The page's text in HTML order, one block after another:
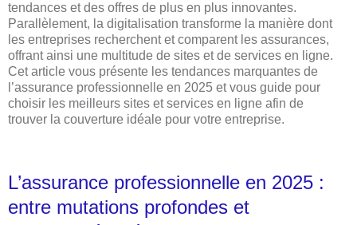
tendances et des offres de plus en plus innovantes.
Parallèlement, la digitalisation transforme la manière dont
les entreprises recherchent et comparent les assurances,
offrant ainsi une multitude de sites et de services en ligne.
Cet article vous présente les tendances marquantes de
l’assurance professionnelle en 2025 et vous guide pour
choisir les meilleurs sites et services en ligne afin de
trouver la couverture idéale pour votre entreprise.
L’assurance professionnelle en 2025 :
entre mutations profondes et